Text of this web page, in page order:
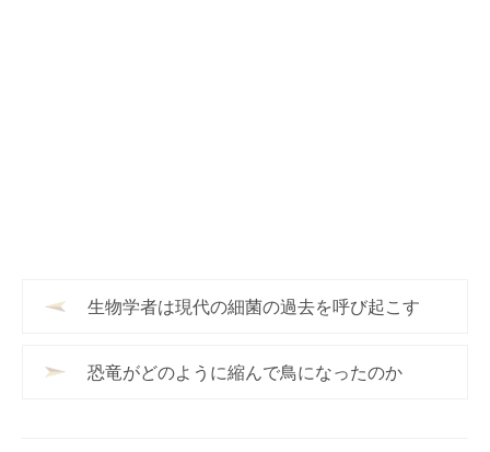
生物学者は現代の細菌の過去を呼び起こす
恐竜がどのように縮んで鳥になったのか